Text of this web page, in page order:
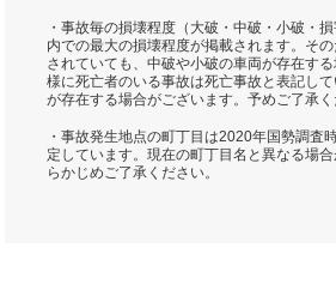
・事故毎の損壊程度（大破・中破・小破・
内での最大の損壊程度が掲載されます。そ
されていても、中破や小破の車両が存在す
様に死亡者のいる事故は死亡事故と表記し
が存在する場合がございます。予めご了承く
・事故発生地点の町丁目は2020年国勢調査
定しています。現在の町丁目名と異なる場
らかじめご了承ください。